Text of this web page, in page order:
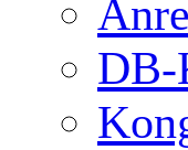
DB-